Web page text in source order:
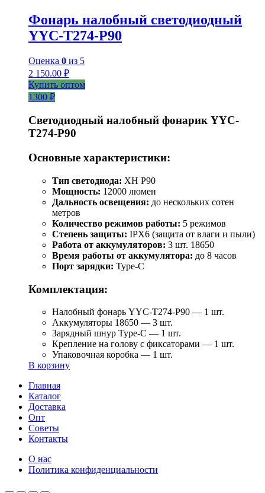
Фонарь налобный светодиодный
YYC-T274-P90
Оценка 0 из 5
2 150.00 ₽
Купить оптом
1300 ₽
Светодиодный налобный фонарик YYC-
T274-P90
Основные характеристики:
Тип светодиода: XH P90
Мощность: 12000 люмен
Дальность освещения: до нескольких сотен
метров
Количество режимов работы: 5 режимов
Степень защиты: IPX6 (защита от влаги и пыли)
Работа от аккумуляторов: 3 шт. 18650
Время работы от аккумулятора: до 8 часов
Порт зарядки: Type-C
Комплектация:
Налобный фонарь YYC-T274-P90 — 1 шт.
Аккумуляторы 18650 — 3 шт.
Зарядный шнур Type-C — 1 шт.
Крепление на голову с фиксаторами — 1 шт.
Упаковочная коробка — 1 шт.
В корзину
Главная
Каталог
Доставка
Опт
Советы
Контакты
О нас
Политика конфиденциальности